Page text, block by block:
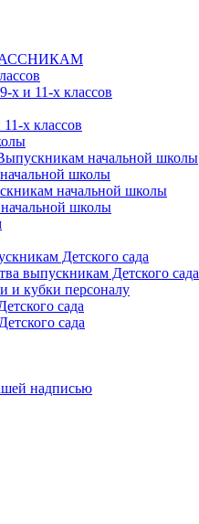
и 11-х классов
х классов
начальной школы
школы
начальной школы
школы
Детского сада
выпускникам Детского сада
и кубки персоналу
сада
сада
надписью